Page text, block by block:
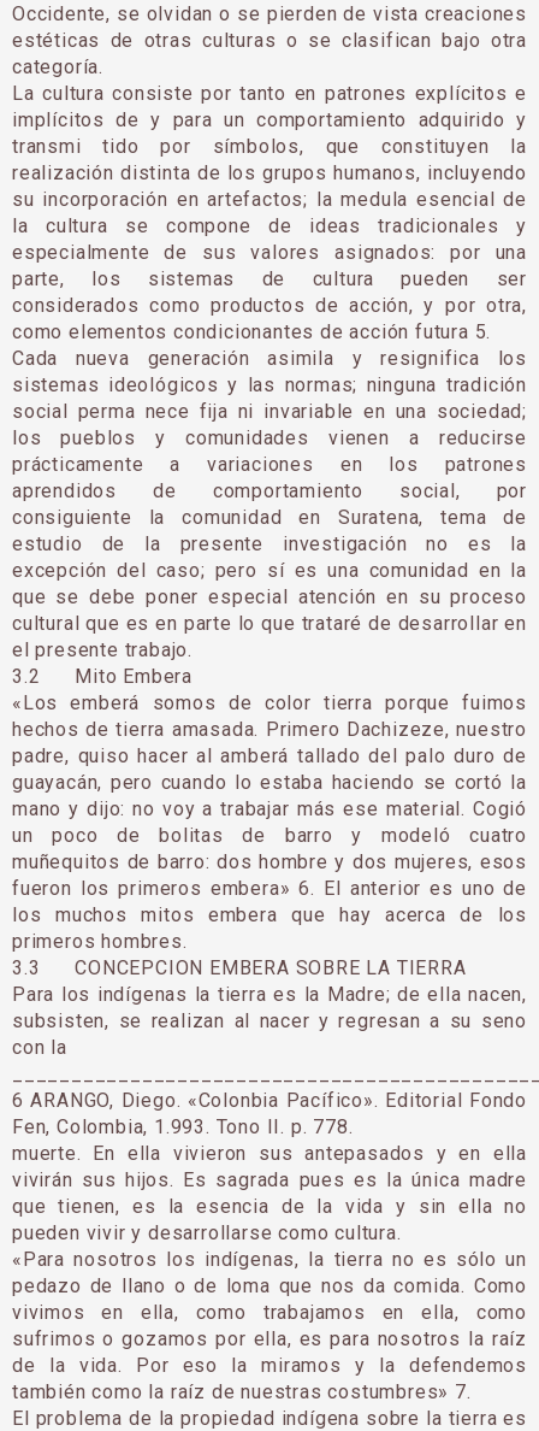
Occidente, se olvidan o se pierden de vista creaciones
estéticas de otras culturas o se clasifican bajo otra
categoría.
La cultura consiste por tanto en patrones explícitos e
implícitos de y para un comportamiento adquirido y
transmi tido por símbolos, que constituyen la
realización distinta de los grupos humanos, incluyendo
su incorporación en artefactos; la medula esencial de
la cultura se compone de ideas tradicionales y
especialmente de sus valores asignados: por una
parte, los sistemas de cultura pueden ser
considerados como productos de acción, y por otra,
como elementos condicionantes de acción futura 5.
Cada nueva generación asimila y resignifica los
sistemas ideológicos y las normas; ninguna tradición
social perma nece fija ni invariable en una sociedad;
los pueblos y comunidades vienen a reducirse
prácticamente a variaciones en los patrones
aprendidos de comportamiento social, por
consiguiente la comunidad en Suratena, tema de
estudio de la presente investigación no es la
excepción del caso; pero sí es una comunidad en la
que se debe poner especial atención en su proceso
cultural que es en parte lo que trataré de desarrollar en
el presente trabajo.
3.2 Mito Embera
«Los emberá somos de color tierra porque fuimos
hechos de tierra amasada. Primero Dachizeze, nuestro
padre, quiso hacer al amberá tallado del palo duro de
guayacán, pero cuando lo estaba haciendo se cortó la
mano y dijo: no voy a trabajar más ese material. Cogió
un poco de bolitas de barro y modeló cuatro
muñequitos de barro: dos hombre y dos mujeres, esos
fueron los primeros embera» 6. El anterior es uno de
los muchos mitos embera que hay acerca de los
primeros hombres.
3.3 CONCEPCION EMBERA SOBRE LA TIERRA
Para los indígenas la tierra es la Madre; de ella nacen,
subsisten, se realizan al nacer y regresan a su seno
con la
6 ARANGO, Diego. «Colonbia Pacífico». Editorial Fondo
Fen, Colombia, 1.993. Tono II. p. 778.
muerte. En ella vivieron sus antepasados y en ella
vivirán sus hijos. Es sagrada pues es la única madre
que tienen, es la esencia de la vida y sin ella no
pueden vivir y desarrollarse como cultura.
«Para nosotros los indígenas, la tierra no es sólo un
pedazo de llano o de loma que nos da comida. Como
vivimos en ella, como trabajamos en ella, como
sufrimos o gozamos por ella, es para nosotros la raíz
de la vida. Por eso la miramos y la defendemos
también como la raíz de nuestras costumbres» 7.
El problema de la propiedad indígena sobre la tierra es